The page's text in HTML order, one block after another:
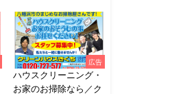
広告
ハウスクリーニング・
お家のお掃除なら／ク